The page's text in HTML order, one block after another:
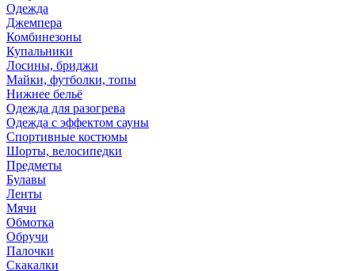
Одежда
Джемпера
Комбинезоны
Купальники
Лосины, бриджи
Майки, футболки, топы
Нижнее бельё
Одежда для разогрева
Одежда с эффектом сауны
Спортивные костюмы
Шорты, велосипедки
Предметы
Булавы
Ленты
Мячи
Обмотка
Обручи
Палочки
Скакалки